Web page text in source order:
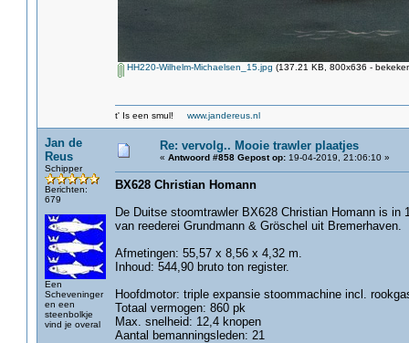
HH220-Wilhelm-Michaelsen_15.jpg (137.21 KB, 800x636 -
t' Is een smul! www.jandereus.nl
Jan de
Reus
Schipper
Berichten:
679
Een
Scheveninger
en een
steenbolkje
vind je overal
Re: vervolg.. Mooie trawler plaatjes
« Antwoord #858 Gepost op:19-04-2019, 21:06:10 »
BX628 Christian Homann
De Duitse stoomtrawler BX628 Christian Homann is in
van reederei Grundmann & Gröschel uit Bremerhaven.
Afmetingen: 55,57 x 8,56 x 4,32 m.
Inhoud: 544,90 bruto ton register.
Hoofdmotor: triple expansie stoommachine incl.
Totaal vermogen: 860 pk
Max. snelheid: 12,4 knopen
Aantal bemanningsleden: 21